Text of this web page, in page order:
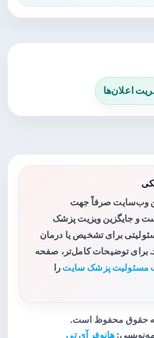
اعلان‌ها
وب‌سایت صرفاً جهت
و جایگزین ویزیت پزشک
برای تشخیص یا درمان
برای توضیحات کامل‌تر، صفحه
پزشک سایت را
هانوفر آی تی